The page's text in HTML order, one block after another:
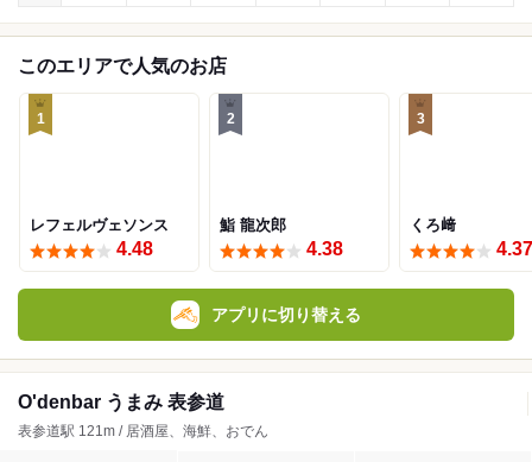
このエリアで人気のお店
1
レフェルヴェソンス
4.48
2
鮨 龍次郎
4.38
3
くろ﨑
4.37
アプリに切り替える
O'denbar うまみ 表参道
表参道駅 121m / 居酒屋、海鮮、おでん